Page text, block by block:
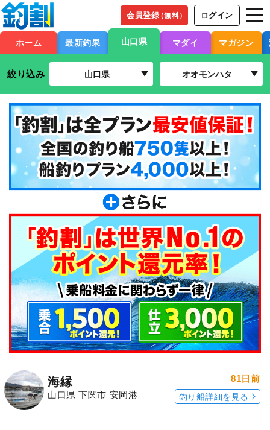
会員登録（無料） ログイン
ホーム 最新釣果 山口県 マダイ マガジン
絞り込み 山口県 オオモンハタ
海縁
山口県 下関市 安岡港
81日前
釣り船詳細を見る